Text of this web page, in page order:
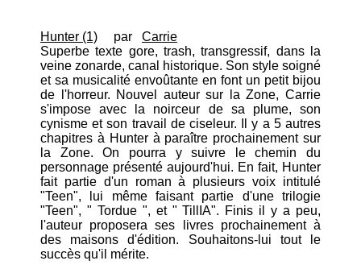
Hunter (1) par Carrie
Superbe texte gore, trash, transgressif, dans la
veine zonarde, canal historique. Son style soigné
et sa musicalité envoûtante en font un petit bijou
de l'horreur. Nouvel auteur sur la Zone, Carrie
s'impose avec la noirceur de sa plume, son
cynisme et son travail de ciseleur. Il y a 5 autres
chapitres à Hunter à paraître prochainement sur
la Zone. On pourra y suivre le chemin du
personnage présenté aujourd'hui. En fait, Hunter
fait partie d'un roman à plusieurs voix intitulé
"Teen", lui même faisant partie d'une trilogie
"Teen", " Tordue ", et " TillIA". Finis il y a peu,
l'auteur proposera ses livres prochainement à
des maisons d'édition. Souhaitons-lui tout le
succès qu'il mérite.